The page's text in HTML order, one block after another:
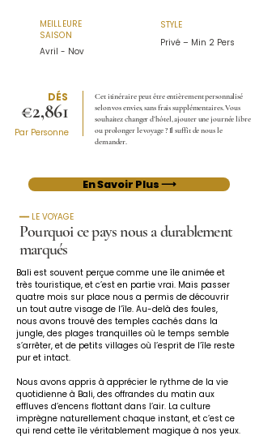
MEILLEURE
SAISON
Avril - Nov
STYLE
Privé – Min 2 Pers
€2,861
DÉS
Par Personne
Cet itinéraire peut être entièrement personnalisé
selon vos envies, sans frais supplémentaires. Vous
souhaitez changer d’hôtel, ajouter une journée libre
ou prolonger le voyage ? Il suffit de nous le
demander.
En Savoir Plus ⟶
━━ LE VOYAGE
Pourquoi ce pays nous a durablement
marqués
Bali est souvent perçue comme une île animée et
très touristique, et c’est en partie vrai. Mais passer
quatre mois sur place nous a permis de découvrir
un tout autre visage de l’île. Au-delà des foules,
nous avons trouvé des temples cachés dans la
jungle, des plages tranquilles où le temps semble
s’arrêter, et de petits villages où l’esprit de l’île reste
pur et intact.
Nous avons appris à apprécier le rythme de la vie
quotidienne à Bali, des offrandes du matin aux
effluves d’encens flottant dans l’air. La culture
imprègne naturellement chaque instant, et c’est ce
qui rend cette île véritablement magique à nos yeux.